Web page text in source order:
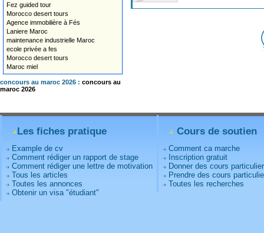
Fez guided tour
Morocco desert tours
Agence immobilière à Fés
Laniere Maroc
maintenance industrielle Maroc
ecole privée a fes
Morocco desert tours
Maroc miel
concours au maroc 2026 : concours au
maroc 2026
Les fiches pratique
Example de cv
Comment rédiger un rapport de stage
Comment rédiger une lettre de motivation
Tous les articles
Toutes les annonces
Obtenir un visa "étudiant"
Cours de soutien
Comment ca marche
Inscription gratuit
Donner des cours
Prendre des cours
Toutes les recherches